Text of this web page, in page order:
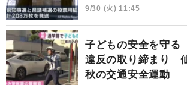
9/30 (火) 11:45
子どもの安全を守
違反の取り締まり
秋の交通安全運動